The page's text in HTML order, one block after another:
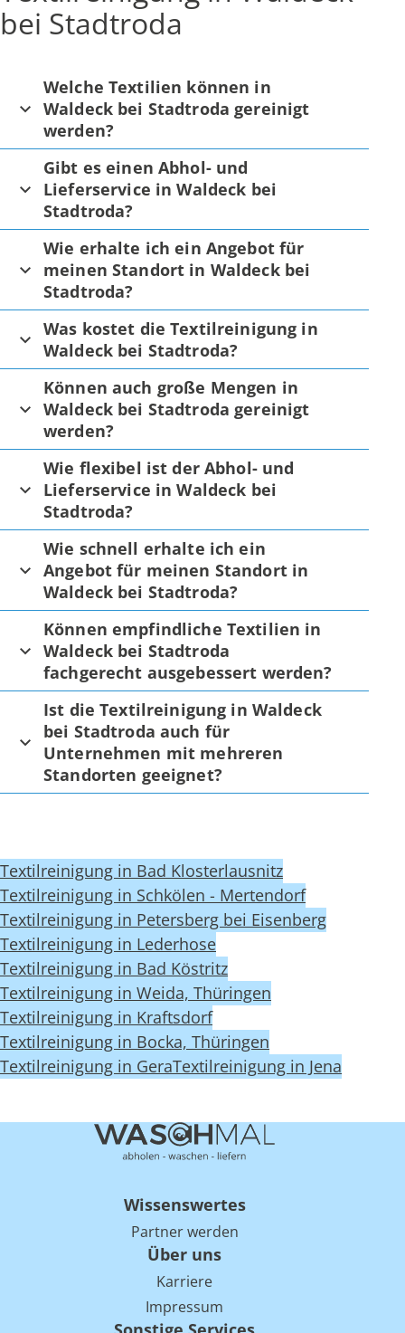
bei Stadtroda
Welche Textilien können in
Waldeck bei Stadtroda gereinigt
werden?
Gibt es einen Abhol- und
Lieferservice in Waldeck bei
Stadtroda?
Wie erhalte ich ein Angebot für
meinen Standort in Waldeck bei
Stadtroda?
Was kostet die Textilreinigung in
Waldeck bei Stadtroda?
Können auch große Mengen in
Waldeck bei Stadtroda gereinigt
werden?
Wie flexibel ist der Abhol- und
Lieferservice in Waldeck bei
Stadtroda?
Wie schnell erhalte ich ein
Angebot für meinen Standort in
Waldeck bei Stadtroda?
Können empfindliche Textilien in
Waldeck bei Stadtroda
fachgerecht ausgebessert werden?
Ist die Textilreinigung in Waldeck
bei Stadtroda auch für
Unternehmen mit mehreren
Standorten geeignet?
Textilreinigung in Bad Klosterlausnitz
Textilreinigung in Schkölen - Mertendorf
Textilreinigung in Petersberg bei Eisenberg
Textilreinigung in Lederhose
Textilreinigung in Bad Köstritz
Textilreinigung in Weida, Thüringen
Textilreinigung in Kraftsdorf
Textilreinigung in Bocka, Thüringen
Textilreinigung in GeraTextilreinigung in Jena
Wissenswertes
Partner werden
Über uns
Karriere
Impressum